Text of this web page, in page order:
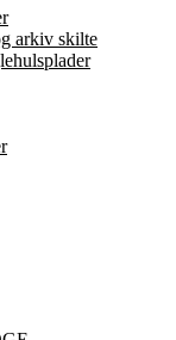
arkiv skilte